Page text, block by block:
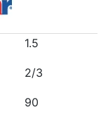
1.5
2/3
90